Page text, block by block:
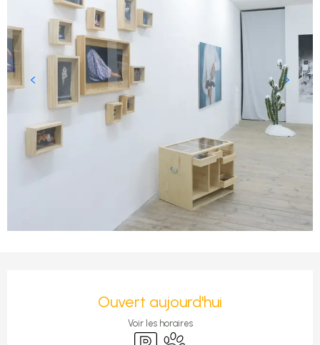
Ouvert aujourd'hui
Voir les horaires
ParkingAnimaux acceptés